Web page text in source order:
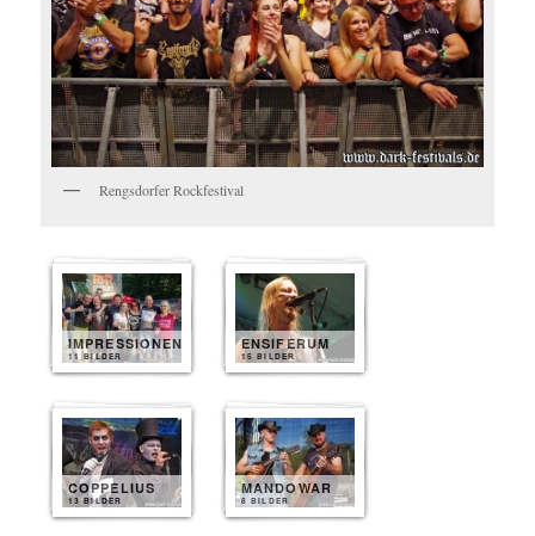
Rengsdorfer Rockfestival
IMPRESSIONEN
11 BILDER
ENSIFERUM
15 BILDER
COPPELIUS
13 BILDER
MANDOWAR
8 BILDER